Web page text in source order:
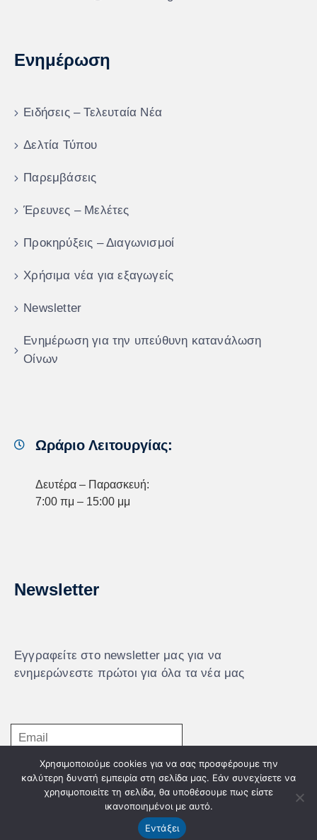
Ενημέρωση
Ειδήσεις – Τελευταία Νέα
Δελτία Τύπου
Παρεμβάσεις
Έρευνες – Μελέτες
Προκηρύξεις – Διαγωνισμοί
Χρήσιμα νέα για εξαγωγείς
Newsletter
Ενημέρωση για την υπεύθυνη κατανάλωση
Οίνων
Ωράριο Λειτουργίας:
Δευτέρα – Παρασκευή:
7:00 πμ – 15:00 μμ
Newsletter
Εγγραφείτε στο newsletter μας για να
ενημερώνεστε πρώτοι για όλα τα νέα μας
Εγγραφή
© Powered by Knowledge AE
Χρησιμοποιούμε cookies για να σας προσφέρουμε την
καλύτερη δυνατή εμπειρία στη σελίδα μας. Εάν συνεχίσετε να
χρησιμοποιείτε τη σελίδα, θα υποθέσουμε πως είστε
ικανοποιημένοι με αυτό.
Εντάξει